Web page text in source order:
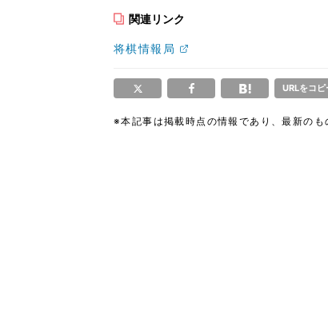
関連リンク
将棋情報局
URLをコピ
※本記事は掲載時点の情報であり、最新の